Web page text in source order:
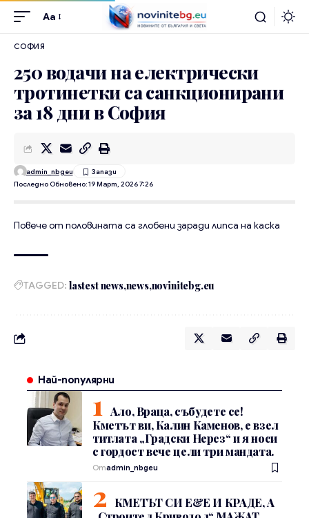
Aa
СОФИЯ
250 водачи на електрически
тротинетки са санкционирани
за 18 дни в София
Последно Обновено: 19 Март, 2026 7:26
admin_nbgeu
Повече от половината са глобени заради липса на каска
TAGGED: lastest news news novinitebg.eu
Най-популярни
Ало, Враца, събудете се!
Кметът ви, Калин Каменов, е взел
титлата „Градски Нерез“ и я носи
с гордост вече цели три мандата.
Отadmin_nbgeu
КМЕТЪТ СИ Е&Е И КРАДЕ, А